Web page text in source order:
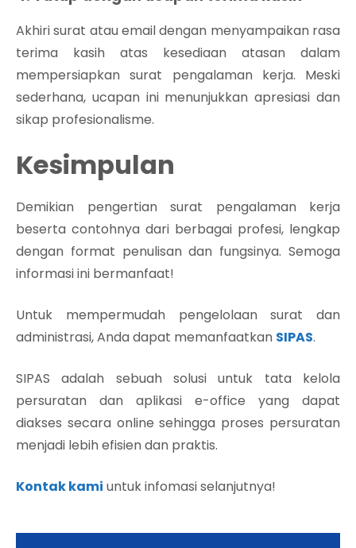
Akhiri surat atau email dengan menyampaikan rasa
terima kasih atas kesediaan atasan dalam
mempersiapkan surat pengalaman kerja. Meski
sederhana, ucapan ini menunjukkan apresiasi dan
sikap profesionalisme.
Kesimpulan
Demikian pengertian surat pengalaman kerja
beserta contohnya dari berbagai profesi, lengkap
dengan format penulisan dan fungsinya. Semoga
informasi ini bermanfaat!
Untuk mempermudah pengelolaan surat dan
administrasi, Anda dapat memanfaatkan SIPAS.
SIPAS adalah sebuah solusi untuk tata kelola
persuratan dan aplikasi e-office yang dapat
diakses secara online sehingga proses persuratan
menjadi lebih efisien dan praktis.
Kontak kami untuk infomasi selanjutnya!